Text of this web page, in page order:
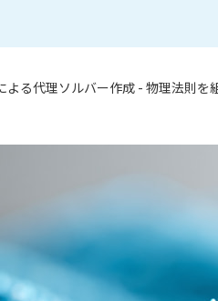
よる代理ソルバー作成 - 物理法則を